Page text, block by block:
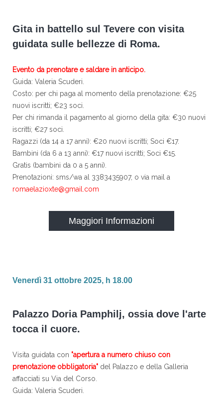
Gita in battello sul Tevere con visita
guidata sulle bellezze di Roma.
Evento da prenotare e saldare in anticipo.
Guida: Valeria Scuderi.
Costo: per chi paga al momento della prenotazione: €25
nuovi iscritti; €23 soci.
Per chi rimanda il pagamento al giorno della gita: €30 nuovi
iscritti; €27 soci.
Ragazzi (da 14 a 17 anni): €20 nuovi iscritti; Soci €17.
Bambini (da 6 a 13 anni): €17 nuovi iscritti; Soci €15.
Gratis (bambini da 0 a 5 anni).
Prenotazioni: sms/wa al 3383435907, o via mail a
romaelazioxte@gmail.com
Maggiori Informazioni
Venerdì 31 ottobre 2025, h 18.00
Palazzo Doria Pamphilj, ossia dove l'arte
tocca il cuore.
Visita guidata con "apertura a numero chiuso con
prenotazione obbligatoria" del Palazzo e della Galleria
affacciati su Via del Corso.
Guida: Valeria Scuderi.